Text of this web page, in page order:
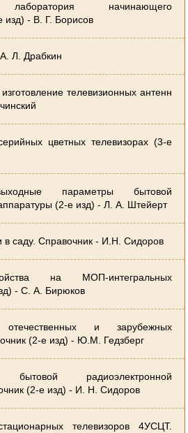
лаборатория начинающего
изд) - В. Г. Борисов
Л. Драбкин
телевизионных антенн
цветных телевизорах (3-е
параметры бытовой
(2-е изд) - Л. А. Штейерт
в саду. Справочник - И.Н. Сидоров
на МОП-интегральных
- С. А. Бирюков
и зарубежных
(2-е изд) - Ю.М. Гедзберг
бытовой радиоэлектронной
(2-е изд) - И. Н. Сидоров
телевизоров 4УСЦТ.